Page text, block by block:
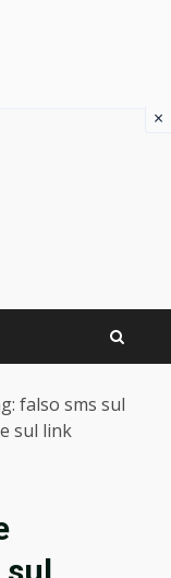
falso sms sul
sul link
×